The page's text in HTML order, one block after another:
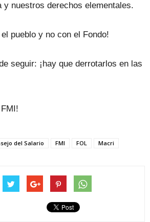
y nuestros derechos elementales.
pueblo y no con el Fondo!
seguir: ¡hay que derrotarlos en las
del Salario FMI FOL Macri